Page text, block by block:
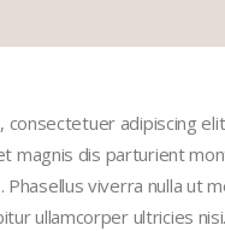
adipiscing
magnis dis parturient
viverra nulla ut
ullamcorper ultricies